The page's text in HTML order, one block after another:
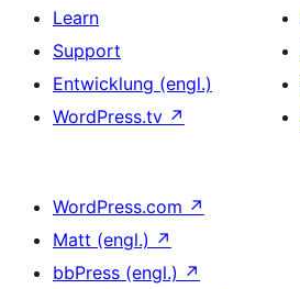
Learn
Support
Entwicklung (engl.)
WordPress.tv ↗
WordPress.com ↗
Matt (engl.) ↗
bbPress (engl.) ↗